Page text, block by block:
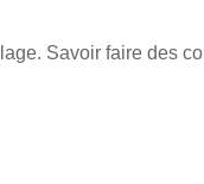
Savoir faire des